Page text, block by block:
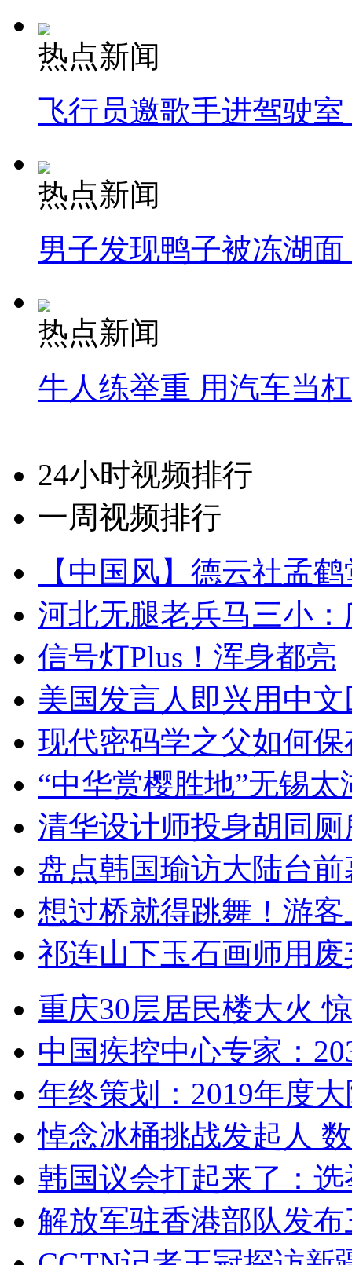
热点新闻
飞行员邀歌手进驾驶
热点新闻
男子发现鸭子被冻湖
热点新闻
牛人练举重 用汽车当
24小时视频排行
一周视频排行
【中国风】德云社孟
河北无腿老兵马三小
信号灯Plus！浑身都亮
美国发言人即兴用中
现代密码学之父如何
“中华赏樱胜地”无锡
清华设计师投身胡同
盘点韩国瑜访大陆台
想过桥就得跳舞！游客
祁连山下玉石画师用
重庆30层居民楼大火
中国疾控中心专家：
年终策划：2019年度
悼念冰桶挑战发起人
韩国议会打起来了：
解放军驻香港部队发